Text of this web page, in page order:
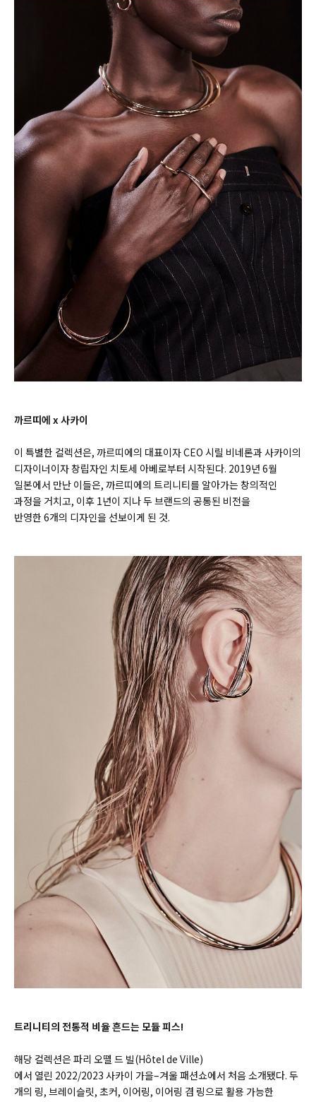
까르띠에 x 사카이
이 특별한 컬렉션은, 까르띠에의 대표이자CEO 시릴 비네론과 사카이의
디자이너이자 창립자인 치토세 아베로부터 시작된다. 2019년 6월
일본에서 만난 이들은, 까르띠에의 트리니티를 알아가는 창의적인
과정을 거치고, 이후 1년이 지나 두 브랜드의 공통된 비전을
반영한 6개의 디자인을 선보이게 된 것.
트리니티의 전통적 비율 흔드는 모듈 피스!
해당 컬렉션은 파리 오뗼 드 빌(Hôtel de Ville)
에서 열린 2022/2023 사카이 가을–겨울 패션쇼에서 처음 소개됐다. 두
개의 링, 브레이슬릿, 초커, 이어링, 이어링 겸 링으로 활용 가능한